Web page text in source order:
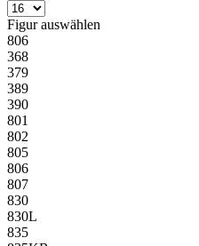
Figurauswählen
806
368
379
389
390
801
802
805
806
807
830
830L
835